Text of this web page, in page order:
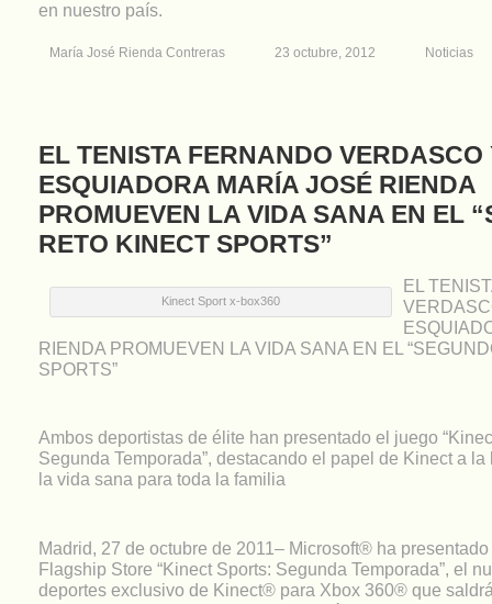
en nuestro país.
María José Rienda Contreras 23 octubre, 2012 Noticias
EL TENISTA FERNANDO VERDASCO
ESQUIADORA MARÍA JOSÉ RIENDA
PROMUEVEN LA VIDA SANA EN EL
RETO KINECT SPORTS”
Kinect Sport x-box360
EL
RIENDA PROMUEVEN LA VIDA SANA EN EL
SPORTS”
Ambos deportistas de élite han presentado el juego
Segunda Temporada”, destacando el papel de Kinect a
la vida sana para toda la familia
Madrid, 27 de octubre de 2011– Microsoft® ha
Flagship Store “Kinect Sports: Segunda Temporada”, el
deportes exclusivo de Kinect® para Xbox 360® que